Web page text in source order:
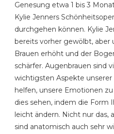
Genesung etwa 1 bis 3
Kylie Jenners
durchgehen können. Kylie
bereits vorher gewölbt, aber
Brauen erhöht und der
schärfer. Augenbrauen sind
wichtigsten Aspekte unserer
helfen, unsere Emotionen
dies sehen, indem die Form
leicht ändern. Nicht nur das,
sind anatomisch auch sehr